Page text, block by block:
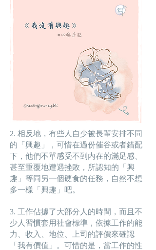
2. 相反地，有些人自少被長輩安排不同
的「興趣」，可惜在過份催谷或者錯配
下，他們不單感受不到内在的滿足感、
甚至重覆地遭遇挫敗，所認知的「興
趣」等同另一個硬食的任務，自然不想
多一樣「興趣」吧。
3. 工作佔據了大部分人的時間，而且不
少人習慣套用社會標準，依據工作的能
力、收入、地位、上司的評價來確認
「我有價值」。可惜的是，當工作的性